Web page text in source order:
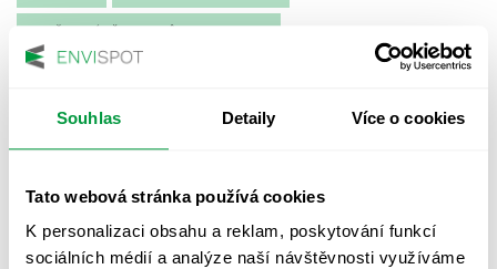
Souhlas Detaily Více o cookies
Tato webová stránka používá cookies
K personalizaci obsahu a reklam, poskytování funkcí
sociálních médií a analýze naší návštěvnosti využíváme
OSVĚTLENÍ SPORTOVIŠŤ
PROTIPANICKÉ OSVĚTLENÍ
PROVOZNÍ DENÍK NOUZOVÉHO OSVĚTLENÍ
REVIZE NOUZOVÉHO OSVĚTLENÍ ŘÍZENÍ
UMĚLÉ OSVĚTLENÍ VEŘEJNÉ OSVĚTLENÍ